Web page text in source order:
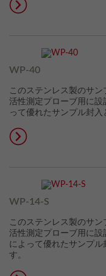
WP-40
このステンレス製のサ
活性測定プローブ用に設
って優れたサンプル封入
WP-14-S
このステンレス製のサ
活性測定プローブ用に
によって優れたサンプル
す。